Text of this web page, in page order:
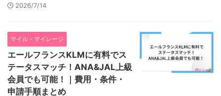
2026/7/14
マイル・マイレージ
エールフランスKLMに有料でス
テータスマッチ！ANA&JAL上級
会員でも可能！｜費用・条件・
申請手順まとめ